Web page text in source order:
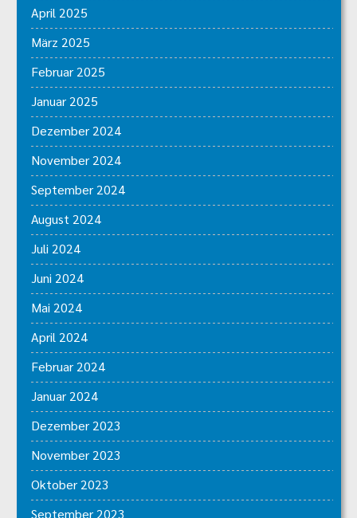
April 2025
März 2025
Februar 2025
Januar 2025
Dezember 2024
November 2024
September 2024
August 2024
Juli 2024
Juni 2024
Mai 2024
April 2024
Februar 2024
Januar 2024
Dezember 2023
November 2023
Oktober 2023
September 2023